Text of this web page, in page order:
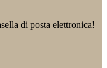
di posta elettronica!